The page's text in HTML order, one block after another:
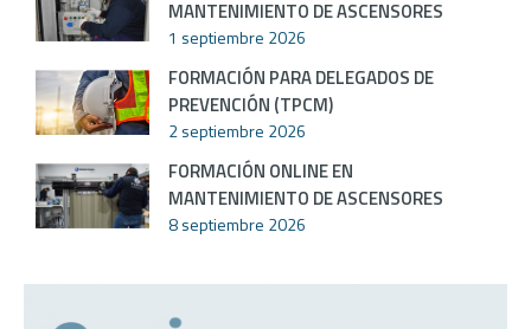
MANTENIMIENTO DE ASCENSORES
1 septiembre 2026
FORMACIÓN PARA DELEGADOS DE
PREVENCIÓN (TPCM)
2 septiembre 2026
FORMACIÓN ONLINE EN
MANTENIMIENTO DE ASCENSORES
8 septiembre 2026